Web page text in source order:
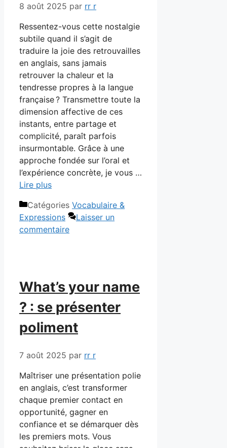
8 août 2025 par rr r
Ressentez-vous cette nostalgie
subtile quand il s’agit de
traduire la joie des retrouvailles
en anglais, sans jamais
retrouver la chaleur et la
tendresse propres à la langue
française ? Transmettre toute la
dimension affective de ces
instants, entre partage et
complicité, paraît parfois
insurmontable. Grâce à une
approche fondée sur l’oral et
l’expérience concrète, je vous …
Lire plus
Catégories Vocabulaire &
Expressions
Laisser un
commentaire
What’s your name
? : se présenter
poliment
7 août 2025 par rr r
Maîtriser une présentation polie
en anglais, c’est transformer
chaque premier contact en
opportunité, gagner en
confiance et se démarquer dès
les premiers mots. Vous